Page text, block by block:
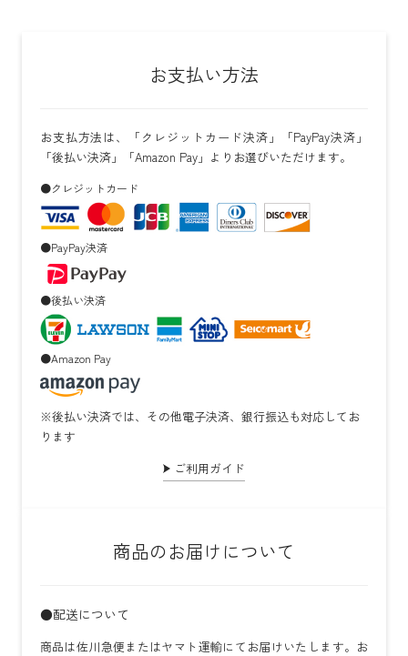
お支払い方法
お支払方法は、「クレジットカード決済」「PayPay決済」
「後払い決済」「Amazon Pay」よりお選びいただけます。
●クレジットカード
●PayPay決済
●後払い決済
●Amazon Pay
※後払い決済では、その他電子決済、銀行振込も対応してお
ります
ご利用ガイド
商品のお届けについて
●配送について
商品は佐川急便またはヤマト運輸にてお届けいたします。お